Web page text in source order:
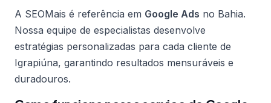
A SEOMais é referência em Google Ads no Bahia.
Nossa equipe de especialistas desenvolve
estratégias personalizadas para cada cliente de
Igrapiúna, garantindo resultados mensuráveis e
duradouros.